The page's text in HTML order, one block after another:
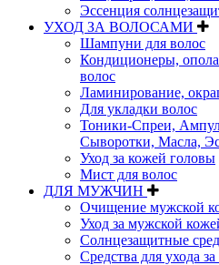
Эссенция
УХОД ЗА ВОЛОСАМИ
Шампуни для волос
Кондиционеры,
волос
Ламинирование,
Для укладки волос
Тоники-Спреи,
Сыворотки, Масла,
Уход за кожей головы
Мист для волос
ДЛЯ МУЖЧИН
Очищение мужской
Уход за мужской
Солнцезащитные
Средства для ухода